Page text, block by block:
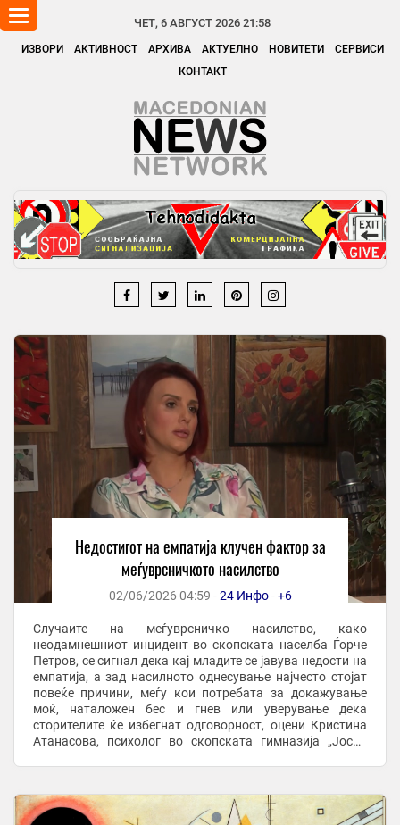
ЧЕТ, 6 АВГУСТ 2026 21:58
ИЗВОРИ АКТИВНОСТ АРХИВА АКТУЕЛНО НОВИТЕТИ
СЕРВИСИ
КОНТАКТ
Toggle
navigation
Недостигот на емпатија клучен фактор за
меѓуврсничкото насилство
02/06/2026 04:59 -24 Инфо-+6
Случаите на меѓуврсничко насилство, како
неодамнешниот инцидент во скопската населба Ѓорче
Петров, се сигнал дека кај младите се јавува недости на
емпатија, а зад насилното однесување најчесто стојат
повеќе причини, меѓу кои потребата за докажување
моќ, наталожен бес и гнев или уверување дека
сторителите ќе избегнат одговорност, оцени Кристина
Атанасова, психолог во скопската гимназија „Јосип